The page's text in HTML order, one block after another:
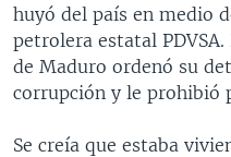
huyó del país en medio
petrolera estatal
de Maduro ordenó su
corrupción y le prohibió
Se creía que estaba